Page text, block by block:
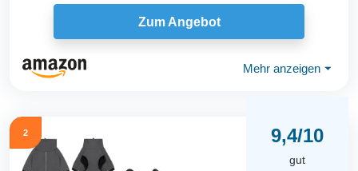
Zum Angebot
Mehr anzeigen ⏷
2 9,4/10
gut